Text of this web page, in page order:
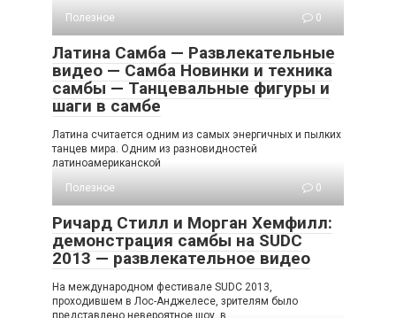
Полезное
0
Латина Самба — Развлекательные
видео — Самба Новинки и техника
самбы — Танцевальные фигуры и
шаги в самбе
Латина считается одним из самых энергичных и пылких
танцев мира. Одним из разновидностей
латиноамериканской
Полезное
0
Ричард Стилл и Морган Хемфилл:
демонстрация самбы на SUDC
2013 — развлекательное видео
На международном фестивале SUDC 2013,
проходившем в Лос-Анджелесе, зрителям было
представлено невероятное шоу, в